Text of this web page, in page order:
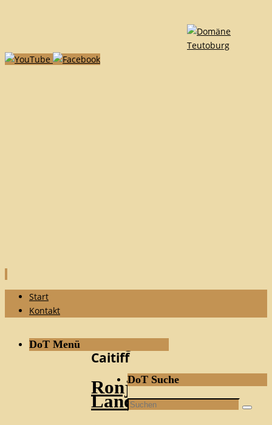
Zum
Inhalt
Start
Kontakt
Schlagwort:
Caitiff
Ronja
Landwehr
DoT Menü
DoT Suche
Suchen